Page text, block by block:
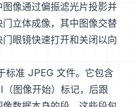
像通过偏振滤光片投影并
立体成像，其中图像交替
眼镜快速打开和关闭以向
标准 JPEG 文件。它包含
图像开始）标记，后跟